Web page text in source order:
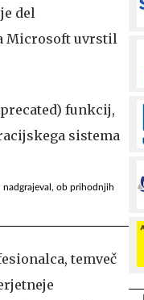
del
Microsoft uvrstil
nadgrajeval, ob prihodnjih
temveč